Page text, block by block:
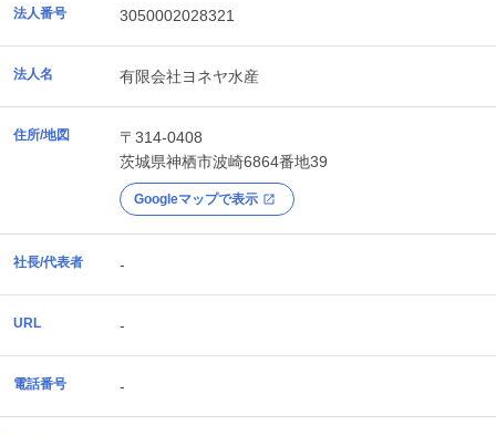
法人番号 3050002028321
法人名 有限会社ヨネヤ水産
住所/地図
〒314-0408
茨城県神栖市波崎6864番地39
Googleマップで表示
社長/代表者 -
URL -
電話番号 -